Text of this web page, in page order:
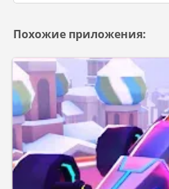
Похожие приложения: